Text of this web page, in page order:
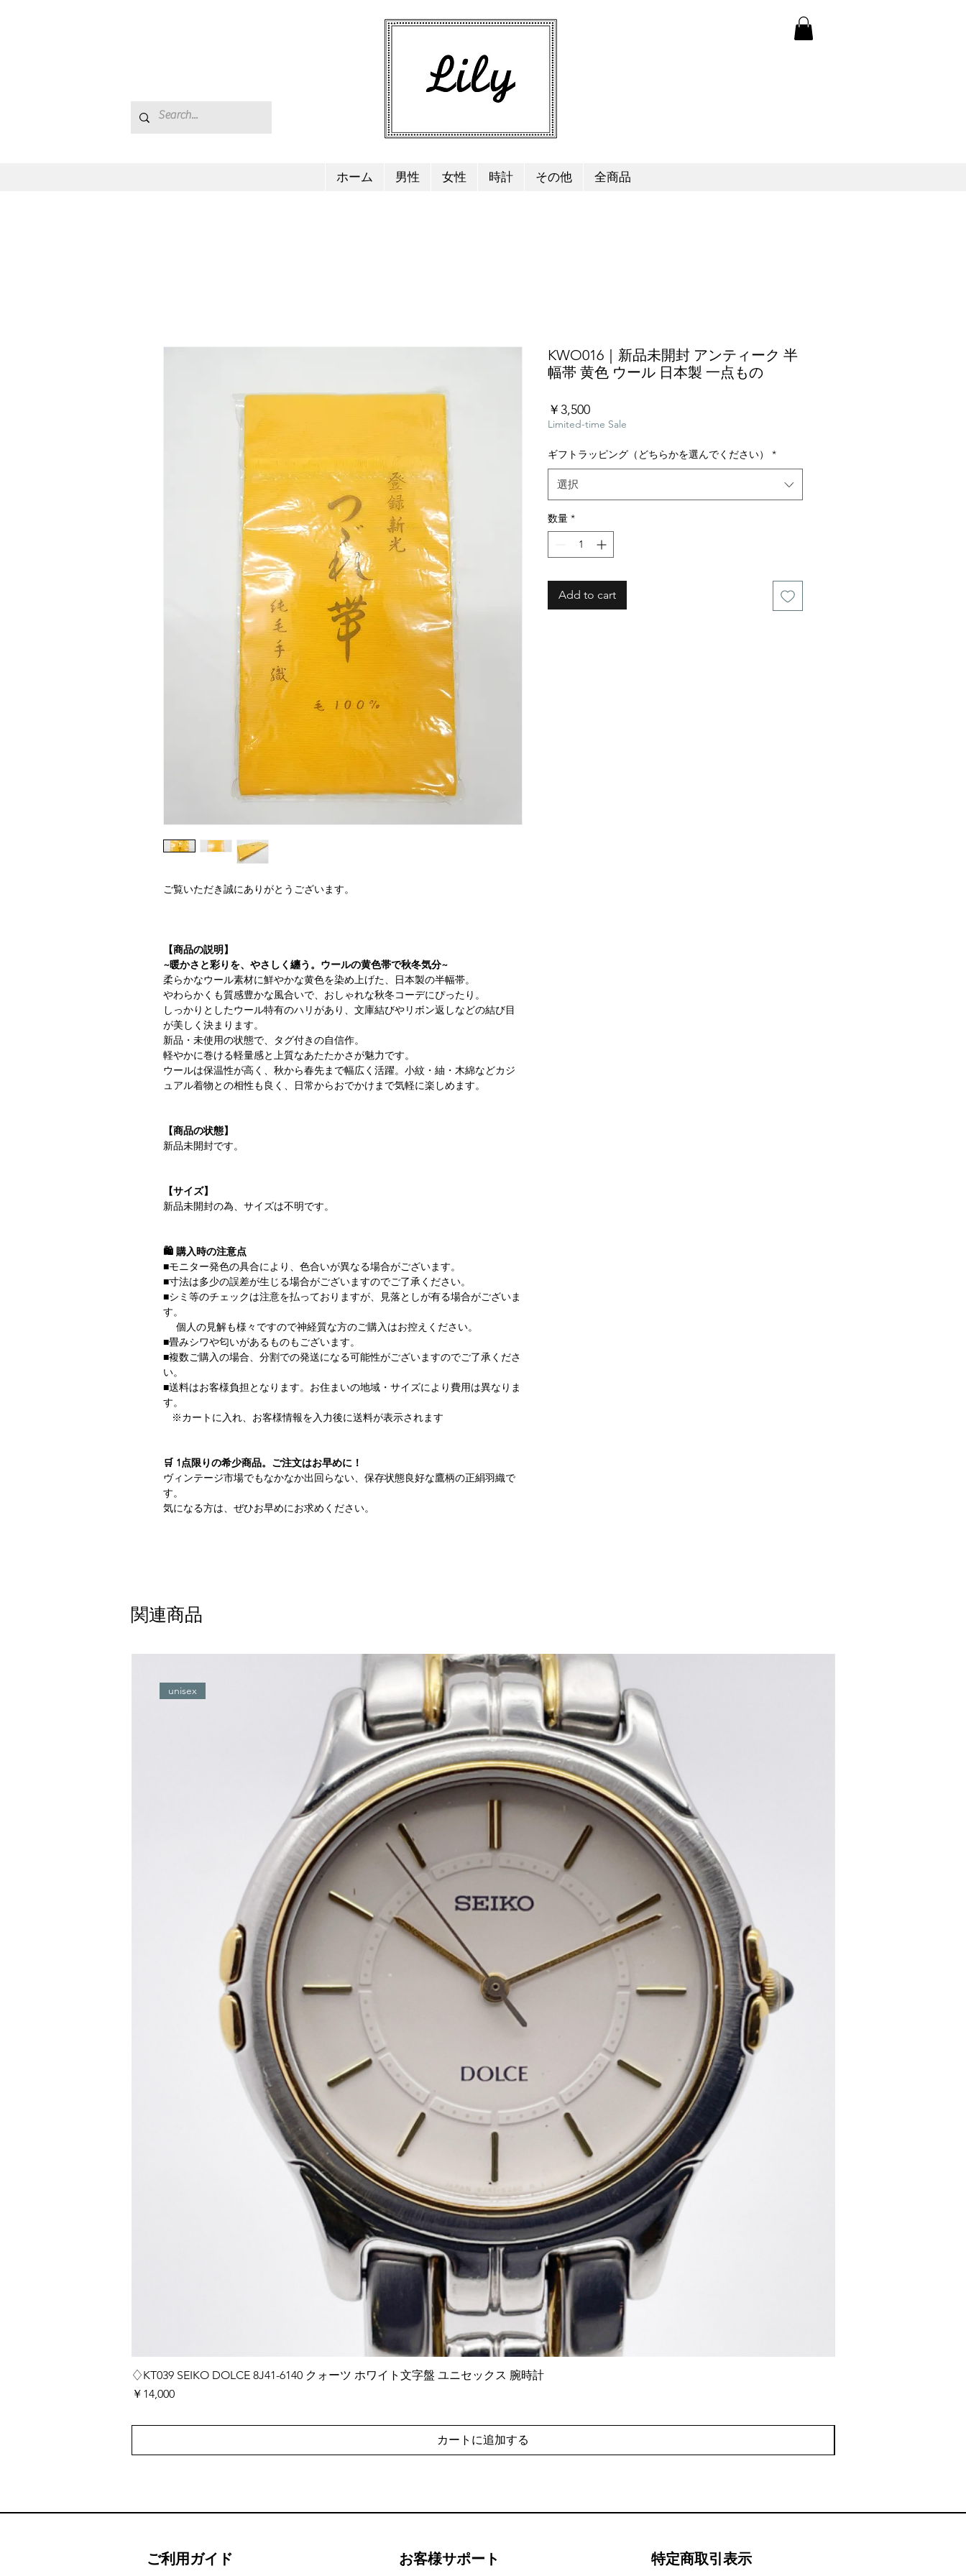
ホーム 男性 女性 時計 その他 全商品
ご覧いただき誠にありがとうございます。
【商品の説明】
~暖かさと彩りを、やさしく纏う。ウールの黄色帯で秋冬気分~
柔らかなウール素材に鮮やかな黄色を染め上げた、日本製の半幅帯。
やわらかくも質感豊かな風合いで、おしゃれな秋冬コーデにぴったり。
しっかりとしたウール特有のハリがあり、文庫結びやリボン返しなどの結び目
が美しく決まります。
新品・未使用の状態で、タグ付きの自信作。
軽やかに巻ける軽量感と上質なあたたかさが魅力です。
ウールは保温性が高く、秋から春先まで幅広く活躍。小紋・紬・木綿などカジ
ュアル着物との相性も良く、日常からおでかけまで気軽に楽しめます。
【商品の状態】
新品未開封です。
【サイズ】
新品未開封の為、サイズは不明です。
🛍️ 購入時の注意点
■モニター発色の具合により、色合いが異なる場合がございます。
■寸法は多少の誤差が生じる場合がございますのでご了承ください。
■シミ等のチェックは注意を払っておりますが、見落としが有る場合がございま
す。
個人の見解も様々ですので神経質な方のご購入はお控えください。
■畳みシワや匂いがあるものもございます。
■複数ご購入の場合、分割での発送になる可能性がございますのでご了承くださ
い。
■送料はお客様負担となります。お住まいの地域・サイズにより費用は異なりま
す。
※カートに入れ、お客様情報を入力後に送料が表示されます
🛒 1点限りの希少商品。ご注文はお早めに！
ヴィンテージ市場でもなかなか出回らない、保存状態良好な鷹柄の正絹羽織で
す。
気になる方は、ぜひお早めにお求めください。
KWO016｜新品未開封 アンティーク 半
幅帯 黄色 ウール 日本製 一点もの
￥3,500価
格
Limited-time Sale
ギフトラッピング（どちらかを選んでください） *
選択
数量 *
Add to cart
関連商品
クイックビュー
unisex
♢KT039 SEIKO DOLCE 8J41-6140 クォーツ ホワイト文字盤 ユニセックス 腕時計
価格
￥14,000
カートに追加する
ご利用ガイド お客様サポート 特定商取引表示